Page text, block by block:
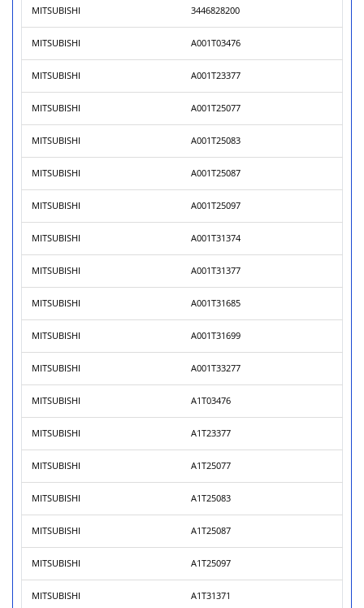
MITSUBISHI 3446828200
MITSUBISHI A001T03476
MITSUBISHI A001T23377
MITSUBISHI A001T25077
MITSUBISHI A001T25083
MITSUBISHI A001T25087
MITSUBISHI A001T25097
MITSUBISHI A001T31374
MITSUBISHI A001T31377
MITSUBISHI A001T31685
MITSUBISHI A001T31699
MITSUBISHI A001T33277
MITSUBISHI A1T03476
MITSUBISHI A1T23377
MITSUBISHI A1T25077
MITSUBISHI A1T25083
MITSUBISHI A1T25087
MITSUBISHI A1T25097
MITSUBISHI A1T31371